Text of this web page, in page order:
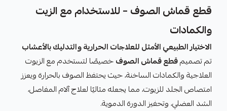
قطع قماش الصوف – للاستخدام مع الزيت
والكمادات
الاختيار الطبيعي الأمثل للعلاجات الحرارية والتدليك بالأعشاب
تم تصميمقطع قماش الصوفخصيصًا لتستخدم مع الزيوت
العلاجية والكمادات الساخنة، حيث يحتفظ الصوف بالحرارة ويعزز
امتصاص الجلد للزيوت، مما يجعله مثاليًا لعلاج آلام المفاصل،
الشد العضلي، وتحفيز الدورة الدموية.